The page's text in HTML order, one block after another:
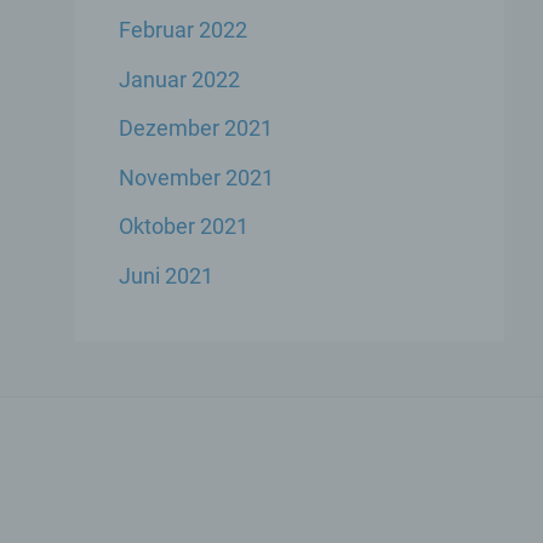
Februar 2022
Januar 2022
Dezember 2021
November 2021
Oktober 2021
Juni 2021